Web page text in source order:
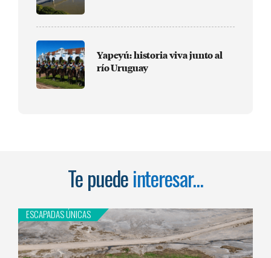
Yapeyú: historia viva junto al
río Uruguay
Te puedeinteresar...
ESCAPADAS ÚNICAS